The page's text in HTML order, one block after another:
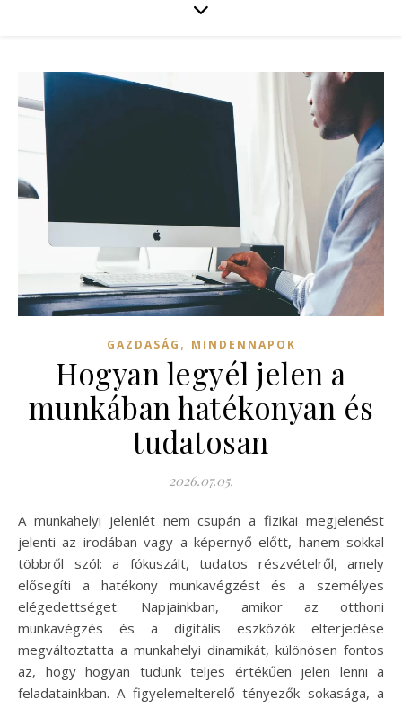
GAZDASÁG , MINDENNAPOK
Hogyan legyél jelen a
munkában hatékonyan és
tudatosan
2026.07.05.
A munkahelyi jelenlét nem csupán a fizikai megjelenést
jelenti az irodában vagy a képernyő előtt, hanem sokkal
többről szól: a fókuszált, tudatos részvételről, amely
elősegíti a hatékony munkavégzést és a személyes
elégedettséget. Napjainkban, amikor az otthoni
munkavégzés és a digitális eszközök elterjedése
megváltoztatta a munkahelyi dinamikát, különösen fontos
az, hogy hogyan tudunk teljes értékűen jelen lenni a
feladatainkban. A figyelemelterelő tényezők sokasága, a